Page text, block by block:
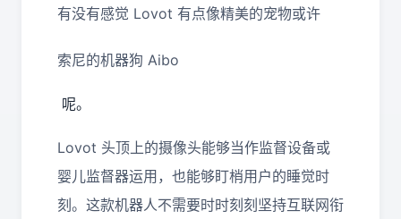
有没有感觉 Lovot 有点像精美的宠物或许
索尼的机器狗 Aibo
呢。
Lovot 头顶上的摄像头能够当作监督设备或
婴儿监督器运用，也能够盯梢用户的睡觉时
刻。这款机器人不需要时时刻刻坚持互联网衔